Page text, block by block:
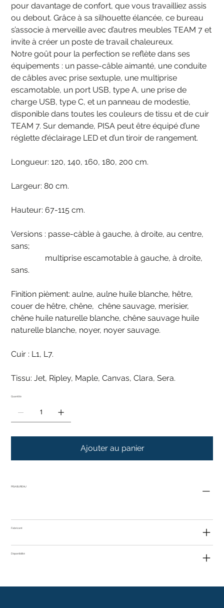
pour davantage de confort, que vous travailliez assis
ou debout. Grâce à sa silhouette élancée, ce bureau
s’associe à merveille avec d’autres meubles TEAM 7 et
invite à créer un poste de travail chaleureux.
Notre goût pour la perfection se reflète dans ses
équipements : un passe-câble aimanté, une conduite
de câbles avec prise sextuple, une multiprise
escamotable, un port USB, type A, une prise de
charge USB, type C, et un panneau de modestie,
disponible dans toutes les couleurs de tissu et de cuir
TEAM 7. Sur demande, PISA peut être équipé d’une
réglette d’éclairage LED et d’un tiroir de rangement.
Longueur: 120, 140, 160, 180, 200 cm.
Largeur: 80 cm.
Hauteur: 67-115 cm.
Versions : passe-càble à gauche, à droite, au centre,
sans;
multiprise escamotable à gauche, à droite,
sans.
Finition pièment: aulne, aulne huile blanche, hêtre,
couer de hêtre, chêne, chêne sauvage, merisier,
chêne huile naturelle blanche, chêne sauvage huile
naturelle blanche, noyer, noyer sauvage.
Cuir : L1, L7.
Tissu: Jet, Ripley, Maple, Canvas, Clara, Sera.
Quantité
Ajouter au panier
PISA BUREAU
Fabricant
Disponibilité